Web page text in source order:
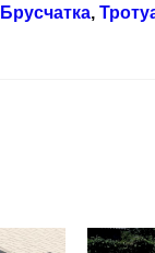
Брусчатка,